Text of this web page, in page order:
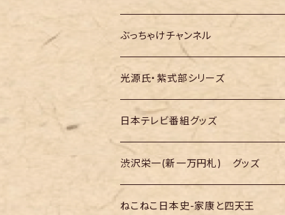
大河ドラマ「豊臣兄弟！」
テレ朝「バナナTV」
ぶっちゃけチャンネル
光源氏・紫式部シリーズ
日本テレビ番組グッズ
渋沢栄一(新一万円札) グッズ
ねこねこ日本史-家康と四天王